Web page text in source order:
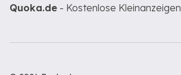
Quoka.de - Kostenlose Kleinanzeigen